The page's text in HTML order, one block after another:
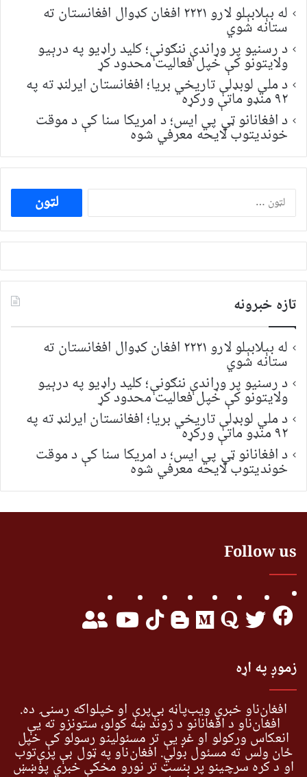
له بېلابېلو لارو ۲۲۲۱ افغان کډوال افغانستان ته
ستانه شوي
د رسنیو پر وړاندې ننګونې؛ کلید راډیو په درېیو
ولایتونو کې خپل فعالیت محدود کړ
د ملي لوبډلې تاریخي بریا؛ افغانستان ایرلنډ ته په
۹۲ منډو ماتې ورکړه
د افغانانو ټي پي ایس؛ د امریکا سنا کې د موقت
خونديتوب لایحه معرفي شوه
ددی
لپاره
لټون:
تازه خبرونه
له بېلابېلو لارو ۲۲۲۱ افغان کډوال افغانستان ته
ستانه شوي
د رسنیو پر وړاندې ننګونې؛ کلید راډیو په درېیو
ولایتونو کې خپل فعالیت محدود کړ
د ملي لوبډلې تاریخي بریا؛ افغانستان ایرلنډ ته په
۹۲ منډو ماتې ورکړه
د افغانانو ټي پي ایس؛ د امریکا سنا کې د موقت
خونديتوب لایحه معرفي شوه
Follow us
زموږ په اړه
افغان‌ناو خبري ویب‌پاڼه بې‌پرې او خپلواکه رسنۍ ده.
افغان‌ناو د افغانانو د ژوند ښه کولو، ستونزو ته یې
انعکاس ورکولو او غږ یې تر مسئولینو رسولو کې خپل
ځان ولس ته مسئول بولي. افغان‌ناو په ټول بې پرې‌توب
او د کره سرچینو پر بنسټ تر نورو مخکې خبري پوښښ